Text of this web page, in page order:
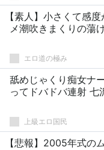
【素人】小さくて感
メ潮吹きまくりの蕩
エロ道の極み
舐めじゃくり痴女ナ
ってドバドバ連射 七
上級エロ国民
【悲報】2005年式の